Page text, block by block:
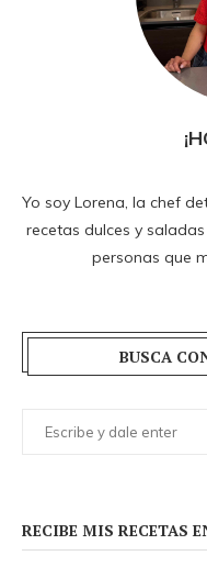
Yo soy Lorena, la chef
recetas dulces y
personas que
BUSCA
RECIBE MIS RECETAS